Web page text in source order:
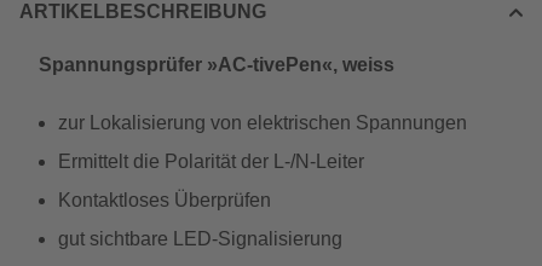
ARTIKELBESCHREIBUNG
Spannungsprüfer »AC-tivePen«, weiss
zur Lokalisierung von elektrischen Spannungen
Ermittelt die Polarität der L-/N-Leiter
Kontaktloses Überprüfen
gut sichtbare LED-Signalisierung